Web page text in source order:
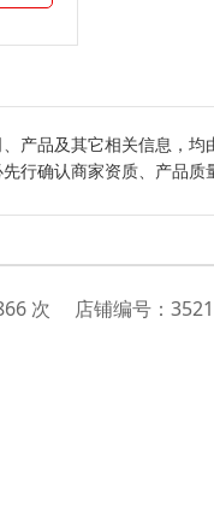
产品及其它相关信息，均
行确认商家资质、产品质
次 店铺编号：